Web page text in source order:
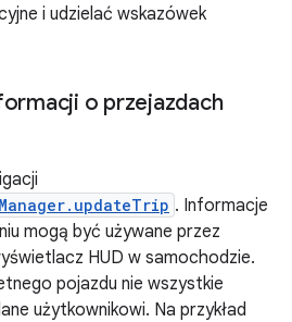
i udzielać wskazówek
o przejazdach
. Informacje
mogą być używane przez
HUD w samochodzie.
pojazdu nie wszystkie
użytkownikowi. Na przykład